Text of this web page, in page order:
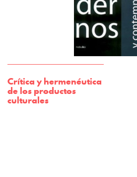
Crítica y hermenéutica
de los productos
culturales